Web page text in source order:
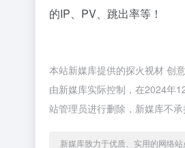
的IP、PV、跳出率等！
本站新媒库提供的探火视材 创
由新媒库实际控制，在2024年
站管理员进行删除，新媒库不承
新媒库致力于优质、实用的网络站